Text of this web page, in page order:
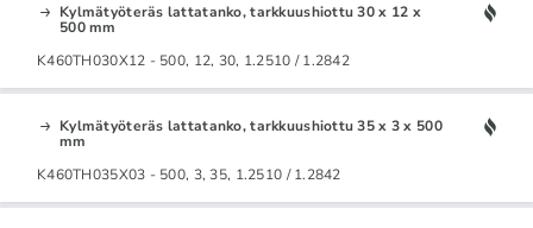
Kylmätyöteräs lattatanko, tarkkuushiottu 30 x 12 x
500 mm
K460TH030X12 - 500, 12, 30, 1.2510 / 1.2842
Kylmätyöteräs lattatanko, tarkkuushiottu 35 x 3 x 500
mm
K460TH035X03 - 500, 3, 35, 1.2510 / 1.2842